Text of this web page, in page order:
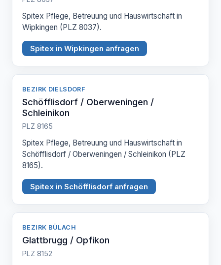
Spitex Pflege, Betreuung und Hauswirtschaft in
Wipkingen (PLZ 8037).
Spitex in Wipkingen anfragen
BEZIRK DIELSDORF
Schöfflisdorf / Oberweningen /
Schleinikon
PLZ 8165
Spitex Pflege, Betreuung und Hauswirtschaft in
Schöfflisdorf / Oberweningen / Schleinikon (PLZ
8165).
Spitex in Schöfflisdorf anfragen
BEZIRK BÜLACH
Glattbrugg / Opfikon
PLZ 8152